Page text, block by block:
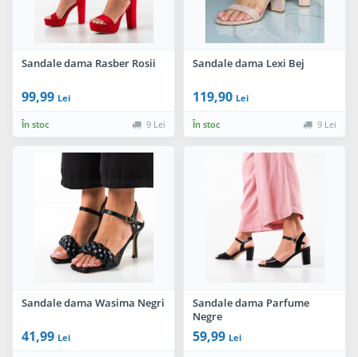
Sandale dama Rasber Rosii
99,99 Lei
În stoc 9 Lei
Sandale dama Lexi Bej
119,90 Lei
În stoc 9 Lei
Sandale dama Wasima Negri
41,99 Lei
Sandale dama Parfume
Negre
59,99 Lei